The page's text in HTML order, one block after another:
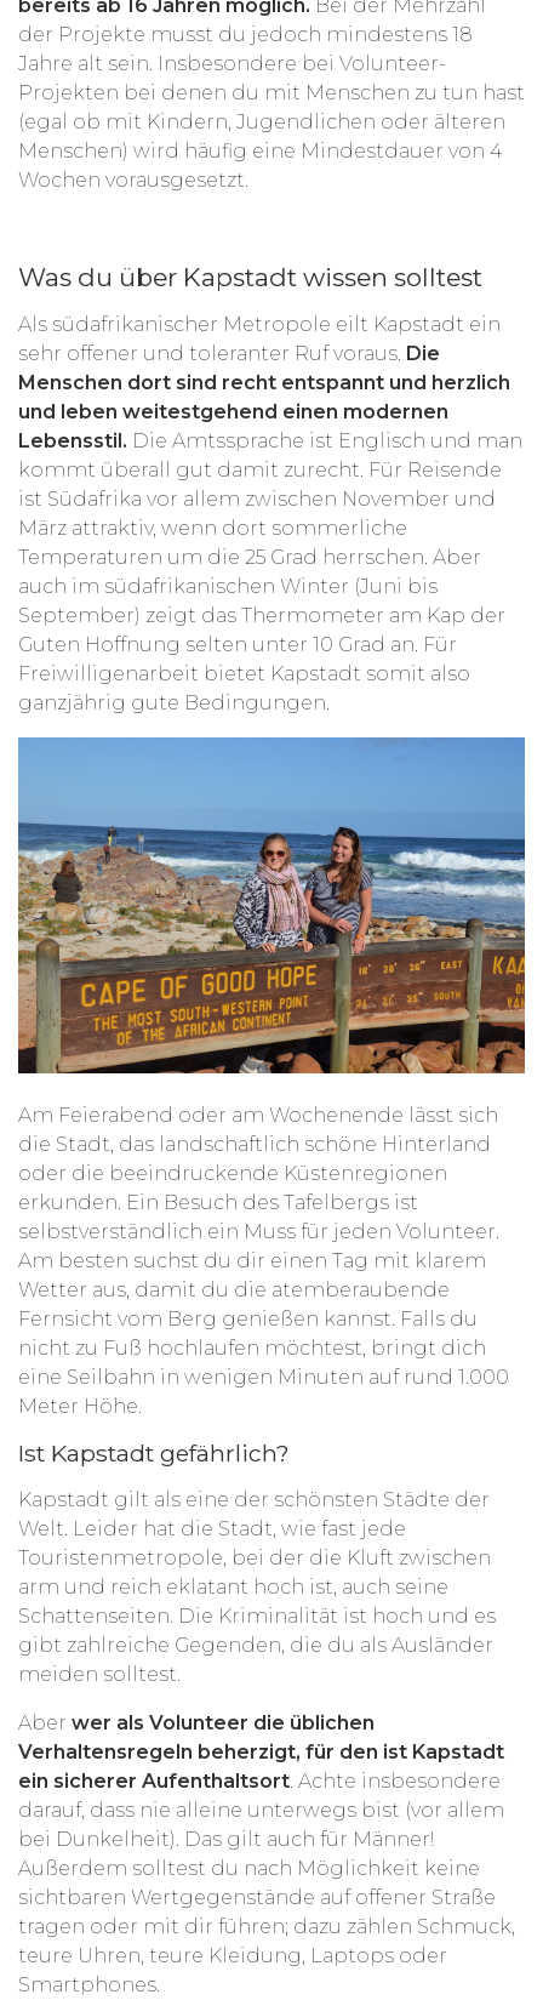
bereits ab 16 Jahren möglich. Bei der Mehrzahl
der Projekte musst du jedoch mindestens 18
Jahre alt sein. Insbesondere bei Volunteer-
Projekten bei denen du mit Menschen zu tun hast
(egal ob mit Kindern, Jugendlichen oder älteren
Menschen) wird häufig eine Mindestdauer von 4
Wochen vorausgesetzt.
Was du über Kapstadt wissen solltest
Als südafrikanischer Metropole eilt Kapstadt ein
sehr offener und toleranter Ruf voraus. Die
Menschen dort sind recht entspannt und herzlich
und leben weitestgehend einen modernen
Lebensstil. Die Amtssprache ist Englisch und man
kommt überall gut damit zurecht. Für Reisende
ist Südafrika vor allem zwischen November und
März attraktiv, wenn dort sommerliche
Temperaturen um die 25 Grad herrschen. Aber
auch im südafrikanischen Winter (Juni bis
September) zeigt das Thermometer am Kap der
Guten Hoffnung selten unter 10 Grad an. Für
Freiwilligenarbeit bietet Kapstadt somit also
ganzjährig gute Bedingungen.
Am Feierabend oder am Wochenende lässt sich
die Stadt, das landschaftlich schöne Hinterland
oder die beeindruckende Küstenregionen
erkunden. Ein Besuch des Tafelbergs ist
selbstverständlich ein Muss für jeden Volunteer.
Am besten suchst du dir einen Tag mit klarem
Wetter aus, damit du die atemberaubende
Fernsicht vom Berg genießen kannst. Falls du
nicht zu Fuß hochlaufen möchtest, bringt dich
eine Seilbahn in wenigen Minuten auf rund 1.000
Meter Höhe.
Ist Kapstadt gefährlich?
Kapstadt gilt als eine der schönsten Städte der
Welt. Leider hat die Stadt, wie fast jede
Touristenmetropole, bei der die Kluft zwischen
arm und reich eklatant hoch ist, auch seine
Schattenseiten. Die Kriminalität ist hoch und es
gibt zahlreiche Gegenden, die du als Ausländer
meiden solltest.
Aber wer als Volunteer die üblichen
Verhaltensregeln beherzigt, für den ist Kapstadt
ein sicherer Aufenthaltsort. Achte insbesondere
darauf, dass nie alleine unterwegs bist (vor allem
bei Dunkelheit). Das gilt auch für Männer!
Außerdem solltest du nach Möglichkeit keine
sichtbaren Wertgegenstände auf offener Straße
tragen oder mit dir führen; dazu zählen Schmuck,
teure Uhren, teure Kleidung, Laptops oder
Smartphones.